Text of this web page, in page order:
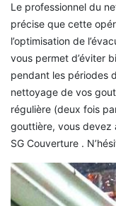
Le professionnel du
précise que cette
l’optimisation de
vous permet d’éviter
pendant les périodes
nettoyage de vos
régulière (deux fois
gouttière, vous devez
SG Couverture .